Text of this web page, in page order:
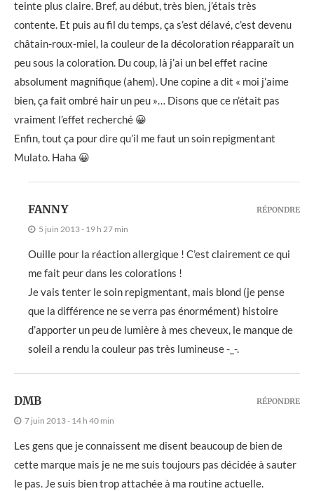
teinte plus claire. Bref, au début, très bien, j’étais très
contente. Et puis au fil du temps, ça s’est délavé, c’est devenu
châtain-roux-miel, la couleur de la décoloration réapparaît un
peu sous la coloration. Du coup, là j’ai un bel effet racine
absolument magnifique (ahem). Une copine a dit « moi j’aime
bien, ça fait ombré hair un peu »… Disons que ce n’était pas
vraiment l’effet recherché 😀
Enfin, tout ça pour dire qu’il me faut un soin repigmentant
Mulato. Haha 😀
FANNY
5 juin 2013 - 19 h 27 min
Ouille pour la réaction allergique ! C’est clairement ce qui
me fait peur dans les colorations !
Je vais tenter le soin repigmentant, mais blond (je pense
que la différence ne se verra pas énormément) histoire
d’apporter un peu de lumière à mes cheveux, le manque de
soleil a rendu la couleur pas très lumineuse -_-.
RÉPONDRE
DMB
7 juin 2013 - 14 h 40 min
Les gens que je connaissent me disent beaucoup de bien de
cette marque mais je ne me suis toujours pas décidée à sauter
le pas. Je suis bien trop attachée à ma routine actuelle.
RÉPONDRE